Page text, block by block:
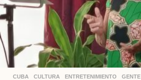
CUBA ,CULTURA ,ENTRETENIMIENTO ,GENTE